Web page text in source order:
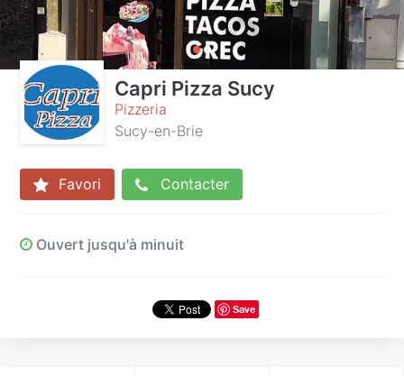
Capri Pizza Sucy
Pizzeria
Sucy-en-Brie
Favori Contacter
Ouvert jusqu'à minuit
Save